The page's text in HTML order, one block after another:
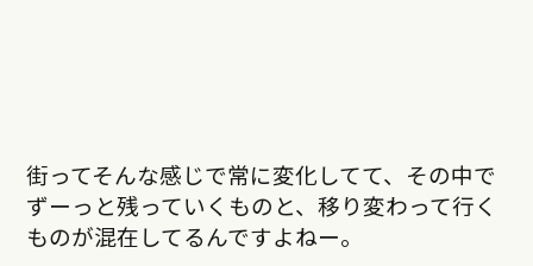
街ってそんな感じで常に変化してて、その中で
ずーっと残っていくものと、移り変わって行く
ものが混在してるんですよねー。